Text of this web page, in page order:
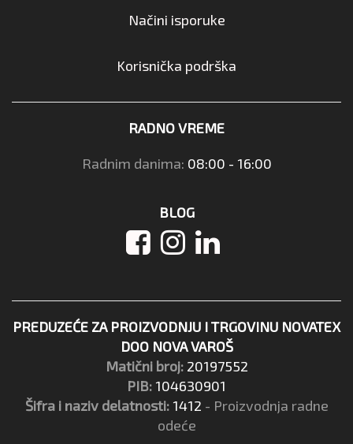
Načini isporuke
Korisnička podrška
RADNO VREME
Radnim danima: 08:00 - 16:00
BLOG
PREDUZEĆE ZA PROIZVODNJU I TRGOVINU NOVATEX
DOO NOVA VAROŠ
Matični broj: 20197552
PIB: 104630901
Šifra i naziv delatnosti: 1412 - Proizvodnja radne
odeće